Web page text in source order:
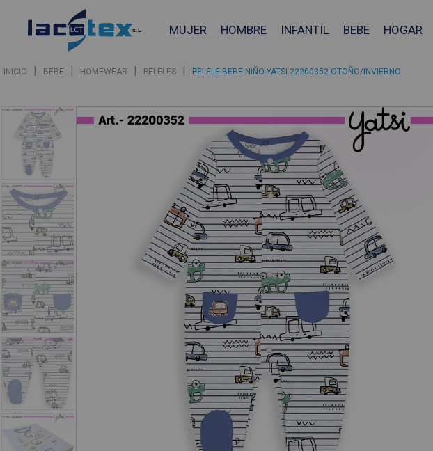
MUJER HOMBRE INFANTIL BEBE HOGAR
INICIO | BEBE | HOMEWEAR | PELELES | PELELE BEBE NIÑO YATSI 22200352 OTOÑO/INVIERNO